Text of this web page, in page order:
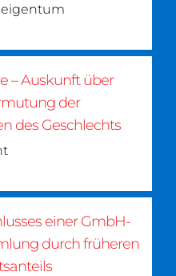
– Auskunft über
der
des Geschlechts
einer GmbH-
durch früheren